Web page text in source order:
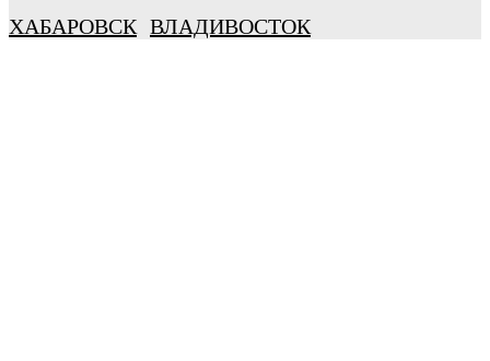
ХАБАРОВСК ВЛАДИВОСТОК